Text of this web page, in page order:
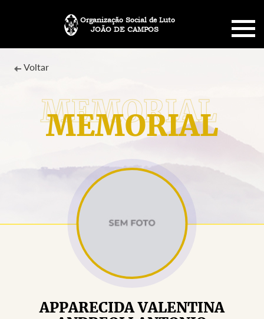
JOÃO DE CAMPOS
Organização Social de Luto
SOBRE NÓS
PLANO FUNERÁRIO
MENSAGENS
MEMORIAL
Voltar
APPARECIDA VALENTINA